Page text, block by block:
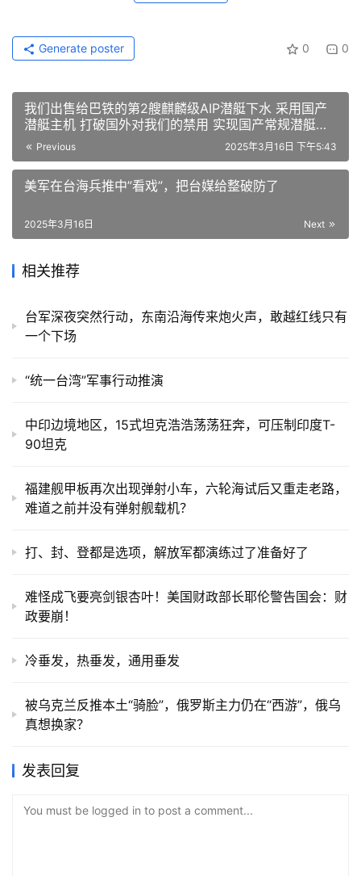
0 0
Generate poster
我们出售给巴铁的第2艘麒麟级AIP潜艇下水 采用国产
潜艇主机 打破国外对我们的禁用 实现国产常规潜艇动
力自主可控
Previous 2025年3月16日 下午5:43
美军在台海兵推中”看戏”，把台媒给整破防了
Next
2025年3月16日
相关推荐
台军深夜突然行动，东南沿海传来炮火声，敢越红线只有
一个下场
“统一台湾”军事行动推演
中印边境地区，15式坦克浩浩荡荡狂奔，可压制印度T-
90坦克
福建舰甲板再次出现弹射小车，六轮海试后又重走老路，
难道之前并没有弹射舰载机？
打、封、登都是选项，解放军都演练过了准备好了
难怪成飞要亮剑银杏叶！美国财政部长耶伦警告国会：财
政要崩！
冷垂发，热垂发，通用垂发
被乌克兰反推本土“骑脸”，俄罗斯主力仍在“西游”，俄乌
真想换家？
发表回复
You must be logged in to post a comment...